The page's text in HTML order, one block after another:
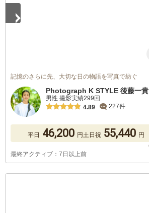
記憶のさらに先、大切な日の物語を写真で紡ぐ
Photograph K STYLE 後藤一貴
男性 撮影実績299回
4.89
227件
平日 46,200 円土日祝 55,440 円
最終アクティブ：7日以上前